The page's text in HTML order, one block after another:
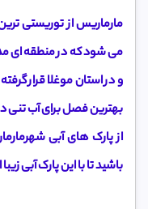
مارماریس از توریستی
می شود که در منطقه ای
و در استان موغلاقرار
بهترین فصل برای آب تنی
از پارک های آبی
باشید تا با این پارک آبی